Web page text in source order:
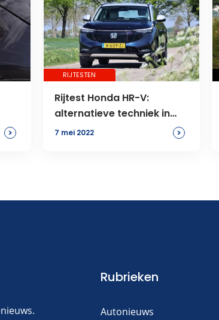
>
RIJTESTEN
Rijtest Honda HR-V:
alternatieve techniek in
een alledaags pakketje
7 mei 2022 >
Rubrieken
Autonieuws